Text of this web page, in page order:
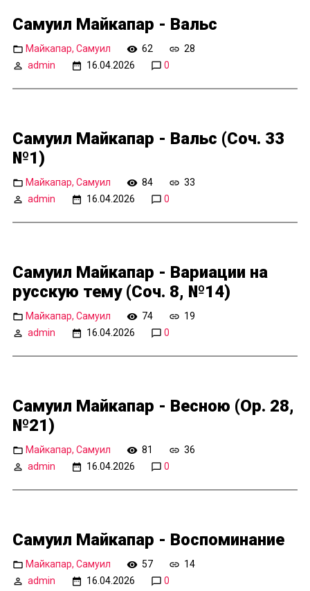
Самуил Майкапар - Вальс
Майкапар, Самуил 62
28
admin
16.04.2026 0
Самуил Майкапар - Вальс (Соч. 33
№1)
Майкапар, Самуил 84
33
admin
16.04.2026 0
Самуил Майкапар - Вариации на
русскую тему (Соч. 8, №14)
Майкапар, Самуил 74
19
admin
16.04.2026 0
Самуил Майкапар - Весною (Op. 28,
№21)
Майкапар, Самуил 81
36
admin
16.04.2026 0
Самуил Майкапар - Воспоминание
Майкапар, Самуил 57
14
admin
16.04.2026 0